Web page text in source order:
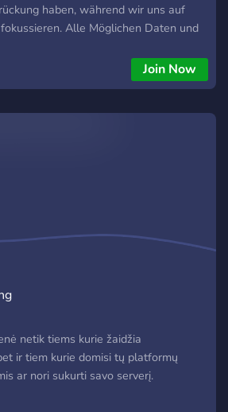
haben, während wir uns auf
Alle Möglichen Daten und
geht es nach dem
Join Now
netik tiems kurie žaidžia
ir tiem kurie domisi tų platformų
ar nori sukurti savo serverį.